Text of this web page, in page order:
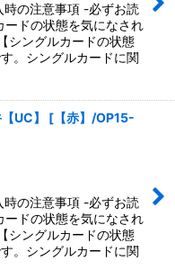
時の注意事項 -必ずお読
ドの状態を気になされ
シングルカードの状態
。シングルカードに関
UC】 [ 【赤】/OP15-
時の注意事項 -必ずお読
ドの状態を気になされ
シングルカードの状態
。シングルカードに関